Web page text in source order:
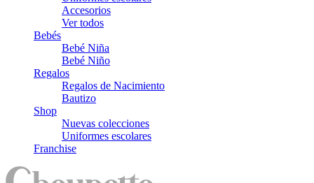
Accesorios
Ver todos
Bebés
Bebé Niña
Bebé Niño
Regalos
Regalos de Nacimiento
Bautizo
Shop
Nuevas colecciones
Uniformes escolares
Franchise